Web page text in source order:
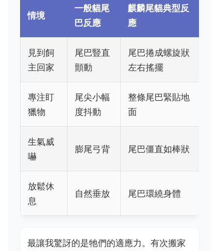
情境
一般貓尾
巴反應
麒麟尾貓典型反
應
見到飼
主回家
尾巴豎直
顫動
尾巴捲成螺旋狀
左右搖擺
專注盯
獵物
尾尖小幅
度抖動
整條尾巴緊貼地
面
生氣威
嚇
膨尾弓背 尾巴僵直如棒狀
放鬆休
息
自然垂放 尾巴環繞身體
最讓我驚訝的是牠們的適應力。有次搬家